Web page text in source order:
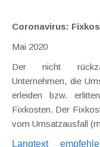
Coronavirus:
Mai 2020
Der nicht
Unternehmen, die
erleiden bzw.
Fixkosten. Der Fixkostenzuschuss ist gestaffelt und abhängig
vom Umsatzausfall
Langtext